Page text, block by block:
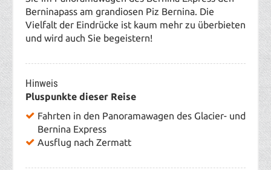
Berninapass am grandiosen Piz Bernina. Die
Vielfalt der Eindrücke ist kaum mehr zu überbieten
und wird auch Sie begeistern!
Hinweis
Pluspunkte dieser Reise
Fahrten in den Panoramawagen des Glacier- und
Bernina Express
Ausflug nach Zermatt